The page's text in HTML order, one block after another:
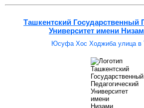
Ташкентский Государственный
Университет имени
Юсуфа Хос Ходжиба улица в